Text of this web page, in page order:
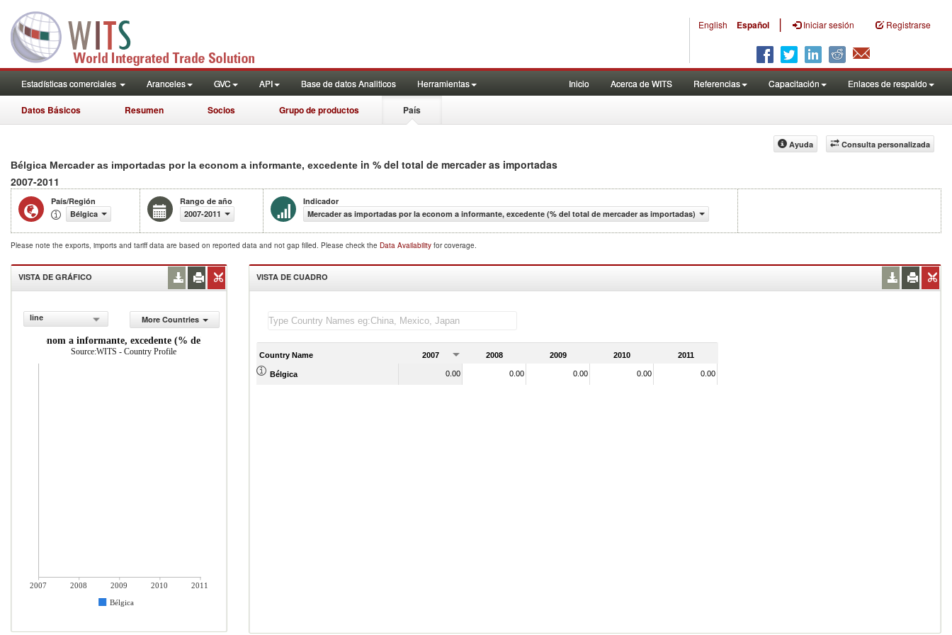
English Español | Iniciar sesión Registrarse
Estadísticas comerciales Aranceles GVC API Base de datos Analiticos Herramientas Inicio Acerca de WITS Referencias Capacitación Enlaces de respaldo
Datos Básicos Resumen Socios Grupo de productos País
Consulta personalizada
Ayuda
Bélgica Mercader as importadas por la econom a informante, excedente in % del total de mercader as importadas
2007-2011
País/Región
Bélgica
Rango de año
2007-2011
Indicador
Mercader as importadas por la econom a informante, excedente (% del total de mercader as importadas)
Please note the exports, imports and tariff data are based on reported data and not gap filled. Please check the Data Availability for coverage.
VISTA DE GRÁFICO
line
More Countries
por la econom a informante, excedente (% del total de mercader as importadas)
Source:WITS - Country Profile
2007 2008 2009 2010
2011
Bélgica
VISTA DE CUADRO
Country Name 2007 2008 2009 2010 2011
Bélgica 0.00 0.00 0.00 0.00 0.00